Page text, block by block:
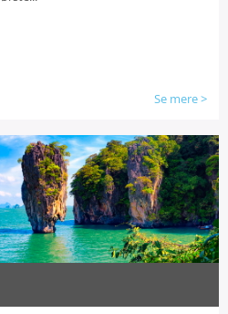
Se mere>